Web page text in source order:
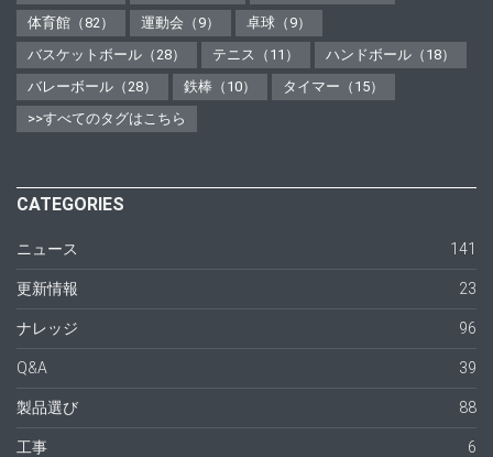
体育館（82）
運動会（9）
卓球（9）
バスケットボール（28）
テニス（11）
ハンドボール（18）
バレーボール（28）
鉄棒（10）
タイマー（15）
>>すべてのタグはこちら
CATEGORIES
ニュース 141
更新情報 23
ナレッジ 96
Q&A 39
製品選び 88
工事 6